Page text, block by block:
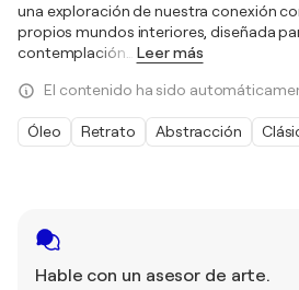
Hable con un asesor de arte.
una exploración de nuestra conexión
propios mundos interiores, diseñada
contemplación
Leer más
El contenido ha sido
Óleo Retrato Abstracción